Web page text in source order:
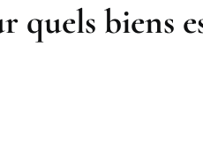
quels biens